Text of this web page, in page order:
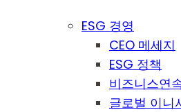
ESG 경영
CEO 메세지
ESG 정책
비즈니스연
글로벌 이니